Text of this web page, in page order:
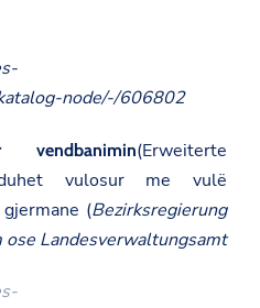
node/-/606802
vendbanimin(Erweiterte
vulosur me vulë
(Bezirksregierung
Landesverwaltungsamt